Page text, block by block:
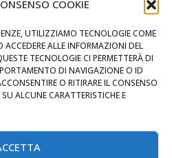
COOKIE
UTILIZZIAMO TECNOLOGIE COME
ACCEDERE ALLE INFORMAZIONI DEL
TECNOLOGIE CI PERMETTERÀ DI
DI NAVIGAZIONE O ID
O RITIRARE IL CONSENSO
ALCUNE CARATTERISTICHE E